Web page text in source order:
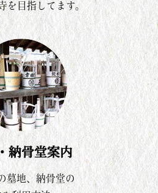
を目指してます。
納骨堂案内
墓地、納骨堂の